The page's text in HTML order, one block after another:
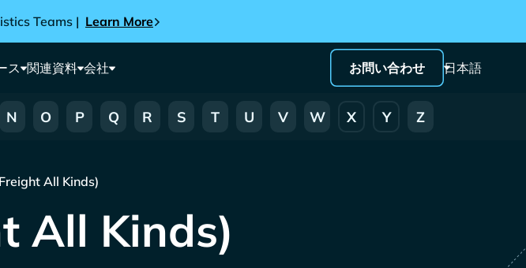
Teams | Learn More
ス 関連資料 会社 お問い合わせ 日本語
N O P Q R S T U V W X Y Z
All Kinds)
All Kinds)